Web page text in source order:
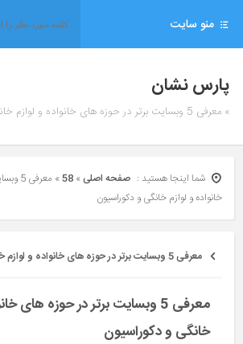
منو سایت
پارس نشان
» معرفی 5 وبسایت برتر در حوزه های خانواده و لوازم خانگی و دکوراسیونپارس نشان
شما اینجا هستید : صفحه اصلی»
58
»
خانواده و لوازم خانگی و دکوراسیون
معرفی 5 وبسایت برتر در حوزه های خانواده و لوازم خانگی و دکوراسیون
معرفی 5 وبسایت برتر در حوزه های
خانگی و دکوراسیون